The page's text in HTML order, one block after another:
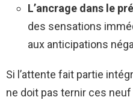
L’ancrage dans le
des sensations
aux anticipations
Si l’attente fait partie
ne doit pas ternir ces